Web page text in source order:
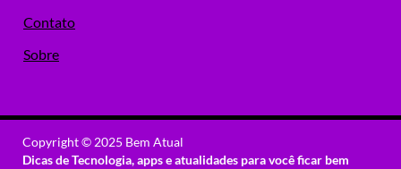
Contato
Sobre
Copyright © 2025 Bem Atual
Dicas de Tecnologia, apps e atualidades para você ficar bem